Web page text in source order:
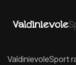
ValdinievoleSport